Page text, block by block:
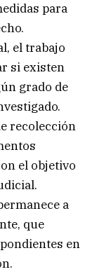
para
el trabajo
si existen
grado de
recolección
el objetivo
a
que
en